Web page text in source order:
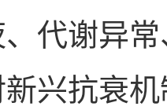
代谢异
兴抗衰